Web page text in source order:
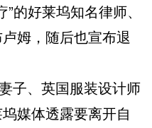
的好莱坞知名律师、
姆，随后也宣布退
、英国服装设计师
媒体透露要离开自